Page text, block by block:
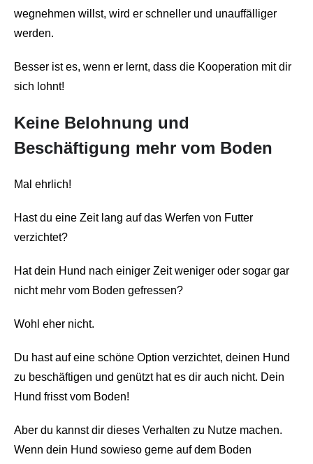
wegnehmen willst, wird er schneller und unauffälliger
werden.
Besser ist es, wenn er lernt, dass die Kooperation mit dir
sich lohnt!
Keine Belohnung und
Beschäftigung mehr vom Boden
Mal ehrlich!
Hast du eine Zeit lang auf das Werfen von Futter
verzichtet?
Hat dein Hund nach einiger Zeit weniger oder sogar gar
nicht mehr vom Boden gefressen?
Wohl eher nicht.
Du hast auf eine schöne Option verzichtet, deinen Hund
zu beschäftigen und genützt hat es dir auch nicht. Dein
Hund frisst vom Boden!
Aber du kannst dir dieses Verhalten zu Nutze machen.
Wenn dein Hund sowieso gerne auf dem Boden